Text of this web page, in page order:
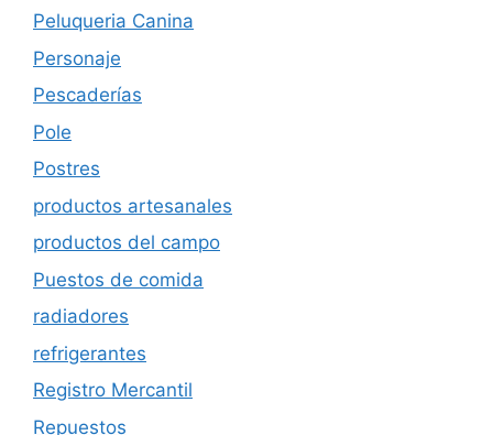
Peluqueria Canina
Personaje
Pescaderías
Pole
Postres
productos artesanales
productos del campo
Puestos de comida
radiadores
refrigerantes
Registro Mercantil
Repuestos